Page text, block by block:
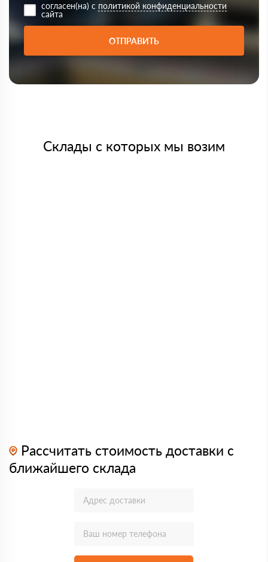
согласен(на) с политикой конфиденциальности
сайта
ОТПРАВИТЬ
Склады с которых мы возим
Рассчитать стоимость доставки с
ближайшего склада